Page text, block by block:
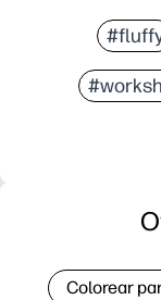
Colorear